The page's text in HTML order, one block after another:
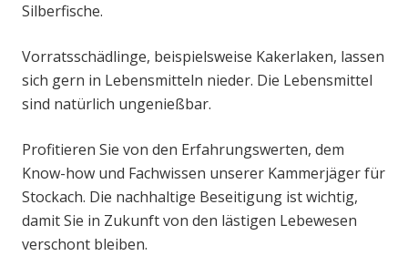
Silberfische.
Vorratsschädlinge, beispielsweise Kakerlaken, lassen
sich gern in Lebensmitteln nieder. Die Lebensmittel
sind natürlich ungenießbar.
Profitieren Sie von den Erfahrungswerten, dem
Know-how und Fachwissen unserer Kammerjäger für
Stockach. Die nachhaltige Beseitigung ist wichtig,
damit Sie in Zukunft von den lästigen Lebewesen
verschont bleiben.